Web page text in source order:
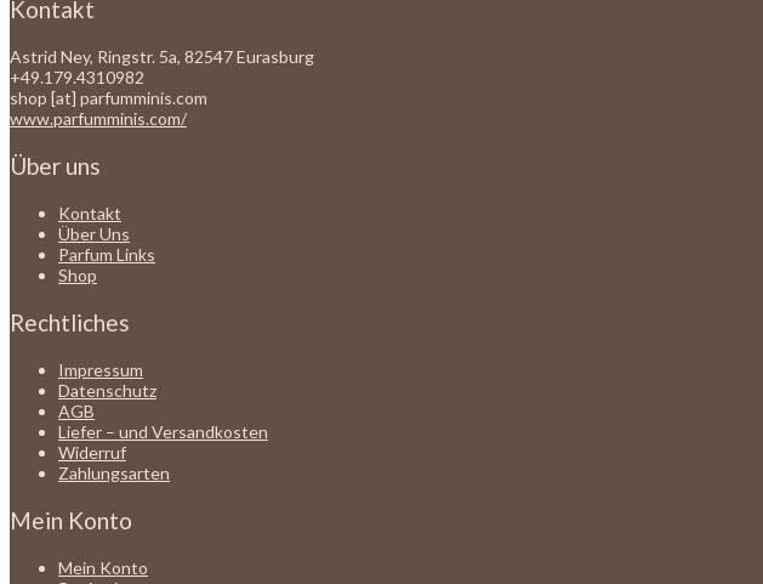
Kontakt
Astrid Ney, Ringstr. 5a, 82547 Eurasburg
+49.179.4310982
shop [at] parfumminis.com
www.parfumminis.com/
Über uns
Kontakt
Über Uns
Parfum Links
Shop
Rechtliches
Impressum
Datenschutz
AGB
Liefer – und Versandkosten
Widerruf
Zahlungsarten
Mein Konto
Mein Konto